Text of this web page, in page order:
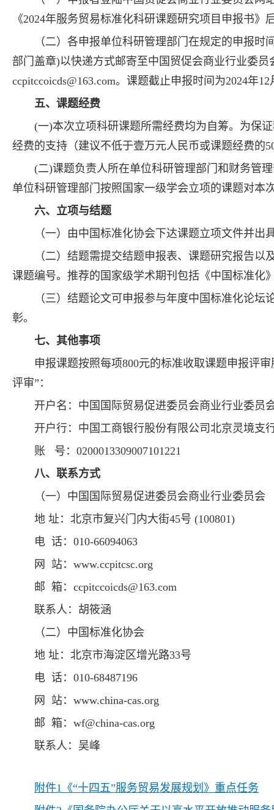
《2024年服务贸易标准化科研课题研究项目申报书
（二）各申报单位科研管理部门在规定的申报
部门盖章)以快递方式邮寄至中国贸促会商业行业委
ccpitccoicds@163.com。课题截止申报时间为2024年12
五、课题经费
(一)本次立项科研课题所需经费均为自筹。为保
经费的支持（建议不低于壹万元人民币或课题经费的
(二)课题负责人所在单位科研管理部门和财务管
单位科研管理部门按照国家一级学会立项的课题对本
六、立项与结题
（一）由中国标准化协会下达课题立项文件并出
（二）结题需提交结题申报表、课题研究报告
课题编号。推荐的国家级学术期刊包括《中国标准化
（三）结题论文可申报参与年度中国标准化论
彰。
七、其他事项
申报课题按照每项800元的标准收取课题申报评
评审”：
开户名：中国国际贸易促进委员会商业行业委员
开户行：中国工商银行股份有限公司北京灵境支
账 号：0200013309007101221
八、联系方式
（一）中国国际贸易促进委员会商业行业委员会
地 址：北京市复兴门内大街45号 (100801)
电 话：010-66094063
网 站：www.ccpitcsc.org
邮 箱：ccpitccoicds@163.com
联系人：胡筱涵
（二）中国标准化协会
地 址：北京市海淀区增光路33号
电 话：010-68487196
网 站：www.china-cas.org
邮 箱：wf@china-cas.org
联系人：吴峰
附件1《“十四五”服务贸易发展规划》重点任务